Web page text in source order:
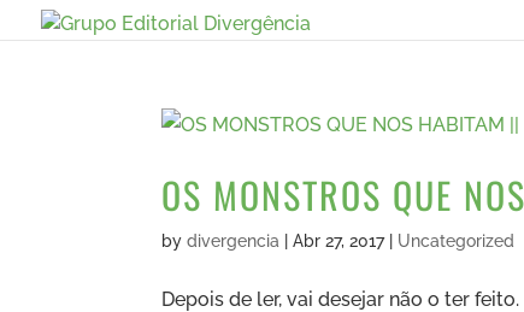
OS MONSTROS QUE
bydivergencia |Abr 27, 2017| Uncategorized
Depois de ler, vai desejar não o ter